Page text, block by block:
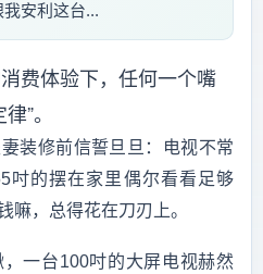
安利这台...
费体验下，任何一个嘴
”。
装修前信誓旦旦：电视不常
吋的摆在家里偶尔看看足够
嘛，总得花在刀刃上。
一台100吋的大屏电视赫然